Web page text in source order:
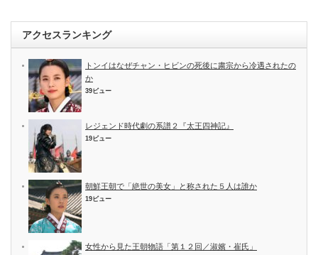
アクセスランキング
トンイはなぜチャン・ヒビンの死後に粛宗から冷遇されたの
か
39ビュー
レジェンド時代劇の系譜２『太王四神記』
19ビュー
朝鮮王朝で「絶世の美女」と称された５人は誰か
19ビュー
女性から見た王朝物語「第１２回／淑嬪・崔氏」